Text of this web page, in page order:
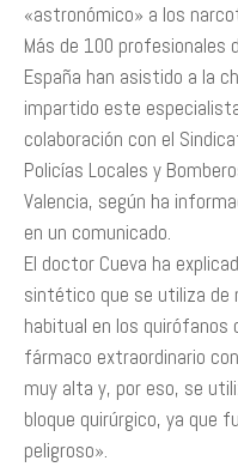
«astronómico» a los
Más de 100 profesionales
España han asistido a la
impartido este
colaboración con el
Policías Locales y
Valencia, según ha
en un comunicado.
El doctor Cueva ha
sintético que se utiliza de
habitual en los quirófanos
fármaco extraordinario
muy alta y, por eso, se
bloque quirúrgico, ya que
peligroso».